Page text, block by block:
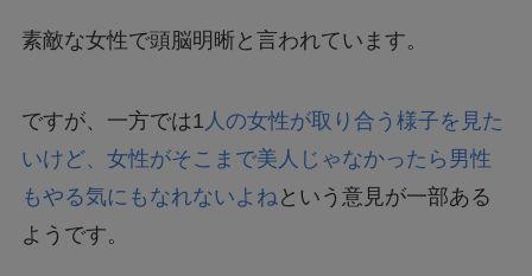
素敵な女性で頭脳明晰と言われています。
ですが、一方では1 人の女性が取り合う様子を見た
いけど、女性がそこまで美人じゃなかったら男性
もやる気にもなれないよね という意見が一部ある
ようです。